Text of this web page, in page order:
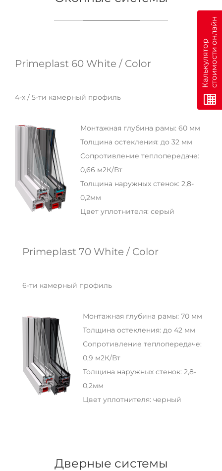
Primeplast 60 White / Color
4-х / 5-ти камерный профиль
Монтажная глубина рамы: 60 мм
Толщина остекления: до 32 мм
Сопротивление теплопередаче:
0,66 м2К/Вт
Толщина наружных стенок: 2,8-
0,2мм
Цвет уплотнителя: серый
Primeplast 70 White / Color
6-ти камерный профиль
Монтажная глубина рамы: 70 мм
Толщина остекления: до 42 мм
Сопротивление теплопередаче:
0,9 м2К/Вт
Толщина наружных стенок: 2,8-
0,2мм
Цвет уплотнителя: черный
Дверные системы
К
а
л
ь
к
у
л
я
т
о
р
с
т
о
и
м
о
с
т
и
о
н
л
а
йн